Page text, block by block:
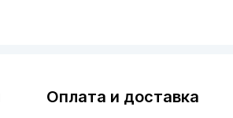
Оплата и доставка